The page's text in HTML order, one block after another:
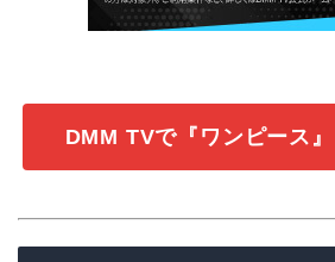
DMM TVで『ワンピース